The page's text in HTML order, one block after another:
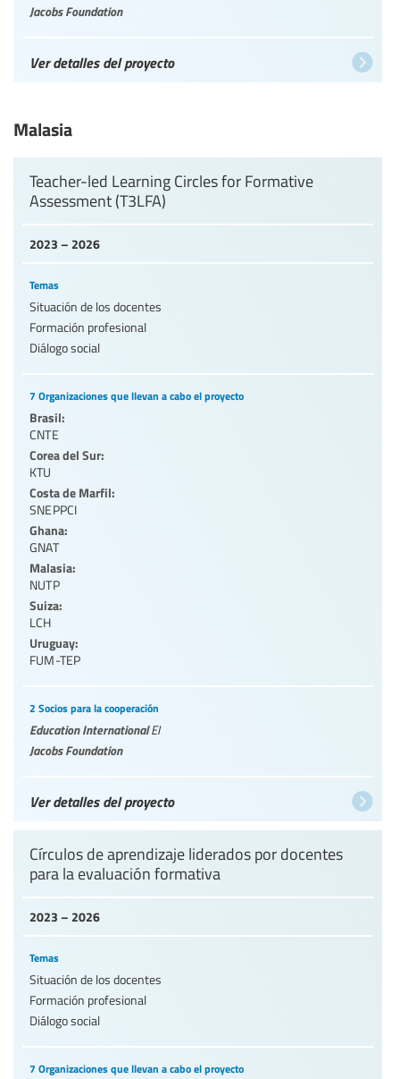
Jacobs Foundation
Ver detalles del proyecto
Malasia
2023 – 2026
Teacher-led Learning Circles for Formative
Assessment (T3LFA)
Temas
Situación de los docentes
Formación profesional
Diálogo social
7 Organizaciones que llevan a cabo el proyecto
Brasil:
CNTE
Corea del Sur:
KTU
Costa de Marfil:
SNEPPCI
Ghana:
GNAT
Malasia:
NUTP
Suiza:
LCH
Uruguay:
FUM-TEP
2 Socios para la cooperación
Education InternationalEI
Jacobs Foundation
Ver detalles del proyecto
2023 – 2026
Círculos de aprendizaje liderados por docentes
para la evaluación formativa
Temas
Situación de los docentes
Formación profesional
Diálogo social
7 Organizaciones que llevan a cabo el proyecto